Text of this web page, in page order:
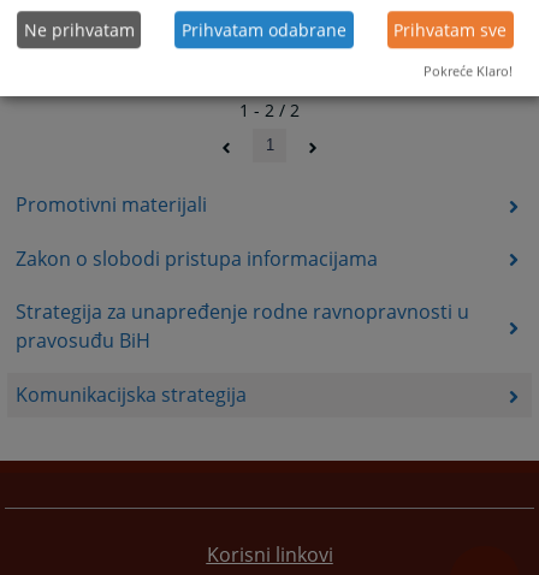
Promotivni materijali
Zakon o slobodi pristupa informacijama
Strategija za unapređenje rodne ravnopravnosti u
pravosuđu BiH
Komunikacijska strategija
1 - 2 / 2
1
Korisni linkovi
Ne prihvatam Prihvatam odabrane Prihvatam sve
Pokreće Klaro!